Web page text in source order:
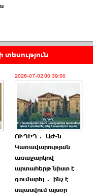
տեսություն
2026-07-02 00:39:00
ՈՒՂԻՂ․ ԱԺ-ն
Կառավարության
առաջարկով
արտահերթ նիստ է
գումարել․ ինչ է
սպասվում այսօր